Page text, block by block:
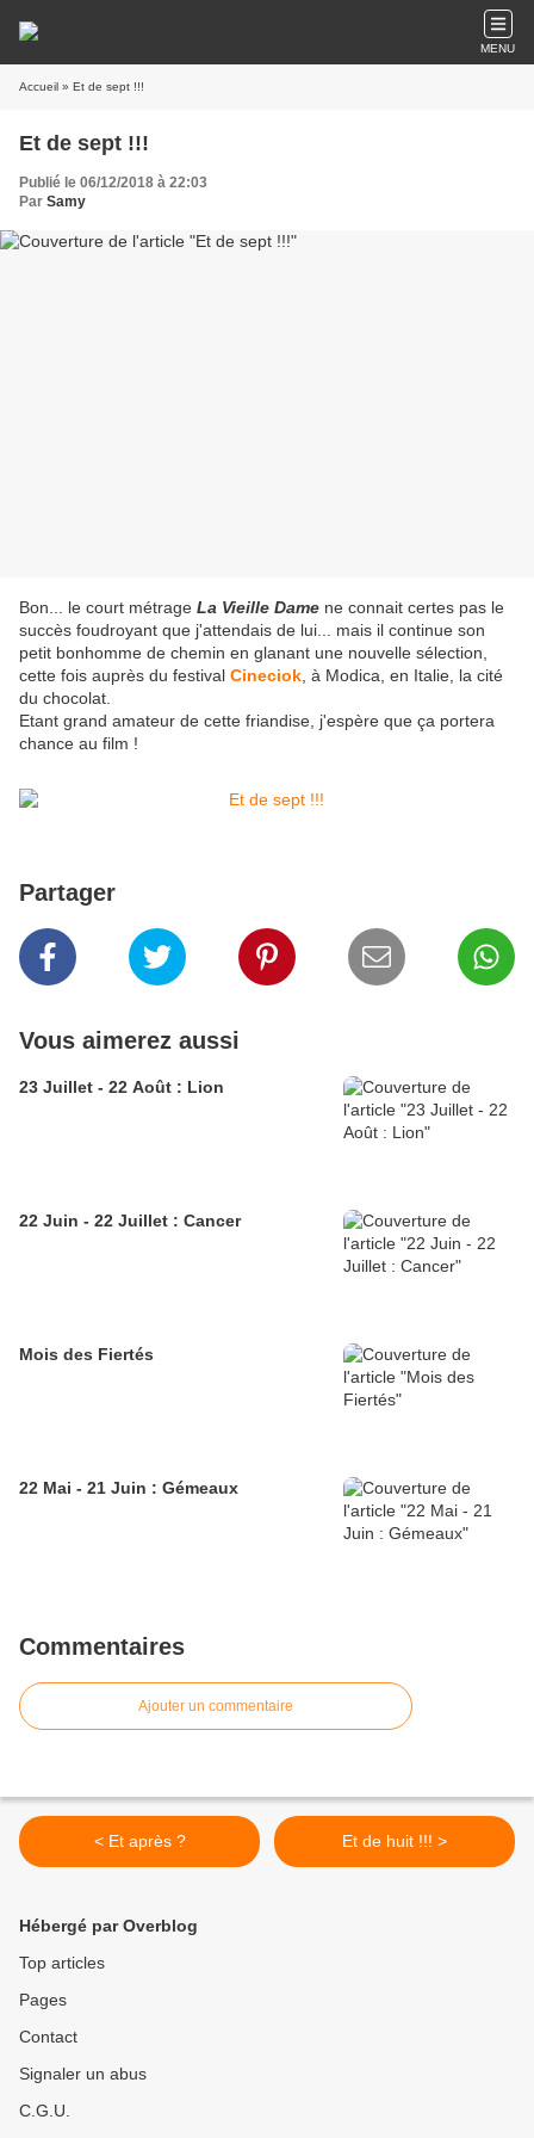
MENU
Accueil » Et de sept !!!
Et de sept !!!
Publié le 06/12/2018 à 22:03
Par Samy
Bon... le court métrage La Vieille Dame ne connait certes pas le
succès foudroyant que j'attendais de lui... mais il continue son
petit bonhomme de chemin en glanant une nouvelle sélection,
cette fois auprès du festival Cineciok , à Modica, en Italie, la cité
du chocolat.
Etant grand amateur de cette friandise, j'espère que ça portera
chance au film !
Partager
Vous aimerez aussi
23 Juillet - 22 Août : Lion
22 Juin - 22 Juillet : Cancer
Mois des Fiertés
22 Mai - 21 Juin : Gémeaux
Commentaires
Ajouter un commentaire
< Et après ? Et de huit !!! >
Hébergé par Overblog
Top articles
Pages
Contact
Signaler un abus
C.G.U.